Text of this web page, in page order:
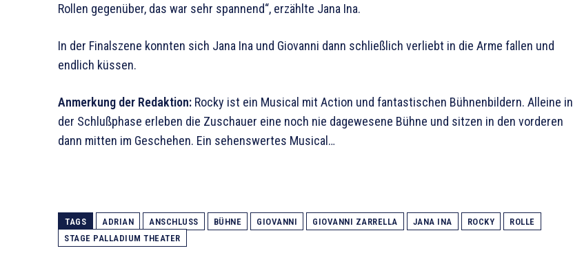
Rollen gegenüber, das war sehr spannend“, erzählte Jana Ina.
In der Finalszene konnten sich Jana Ina und Giovanni dann schließlich verliebt in die Arme fallen und
endlich küssen.
Anmerkung der Redaktion: Rocky ist ein Musical mit Action und fantastischen Bühnenbildern. Alleine in
der Schlußphase erleben die Zuschauer eine noch nie dagewesene Bühne und sitzen in den vorderen
dann mitten im Geschehen. Ein sehenswertes Musical…
TAGS ADRIAN ANSCHLUSS BÜHNE GIOVANNI GIOVANNI ZARRELLA JANA INA ROCKY
ROLLE
STAGE PALLADIUM THEATER